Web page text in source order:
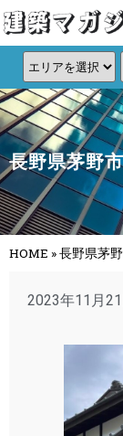
長野県茅野
HOME »長野県茅
2023年11月21